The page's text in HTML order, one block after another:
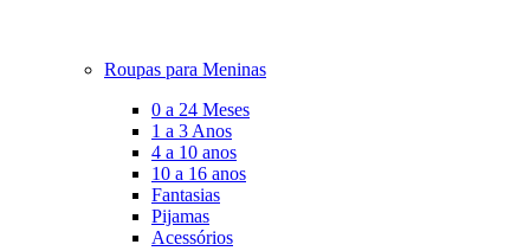
Roupas para Meninas
0 a 24 Meses
1 a 3 Anos
4 a 10 anos
10 a 16 anos
Fantasias
Pijamas
Acessórios